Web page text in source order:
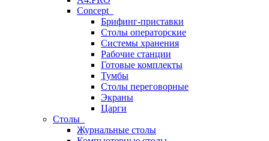
Concept
Брифинг-приставки
Столы операторские
Системы хранения
Рабочие станции
Готовые комплекты
Тумбы
Столы переговорные
Экраны
Царги
Столы
Журнальные столы